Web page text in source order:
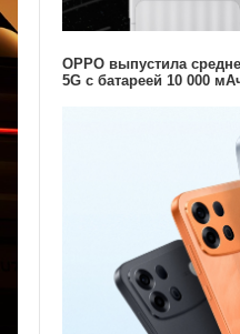
OPPO выпустила
5G с батареей 10 000